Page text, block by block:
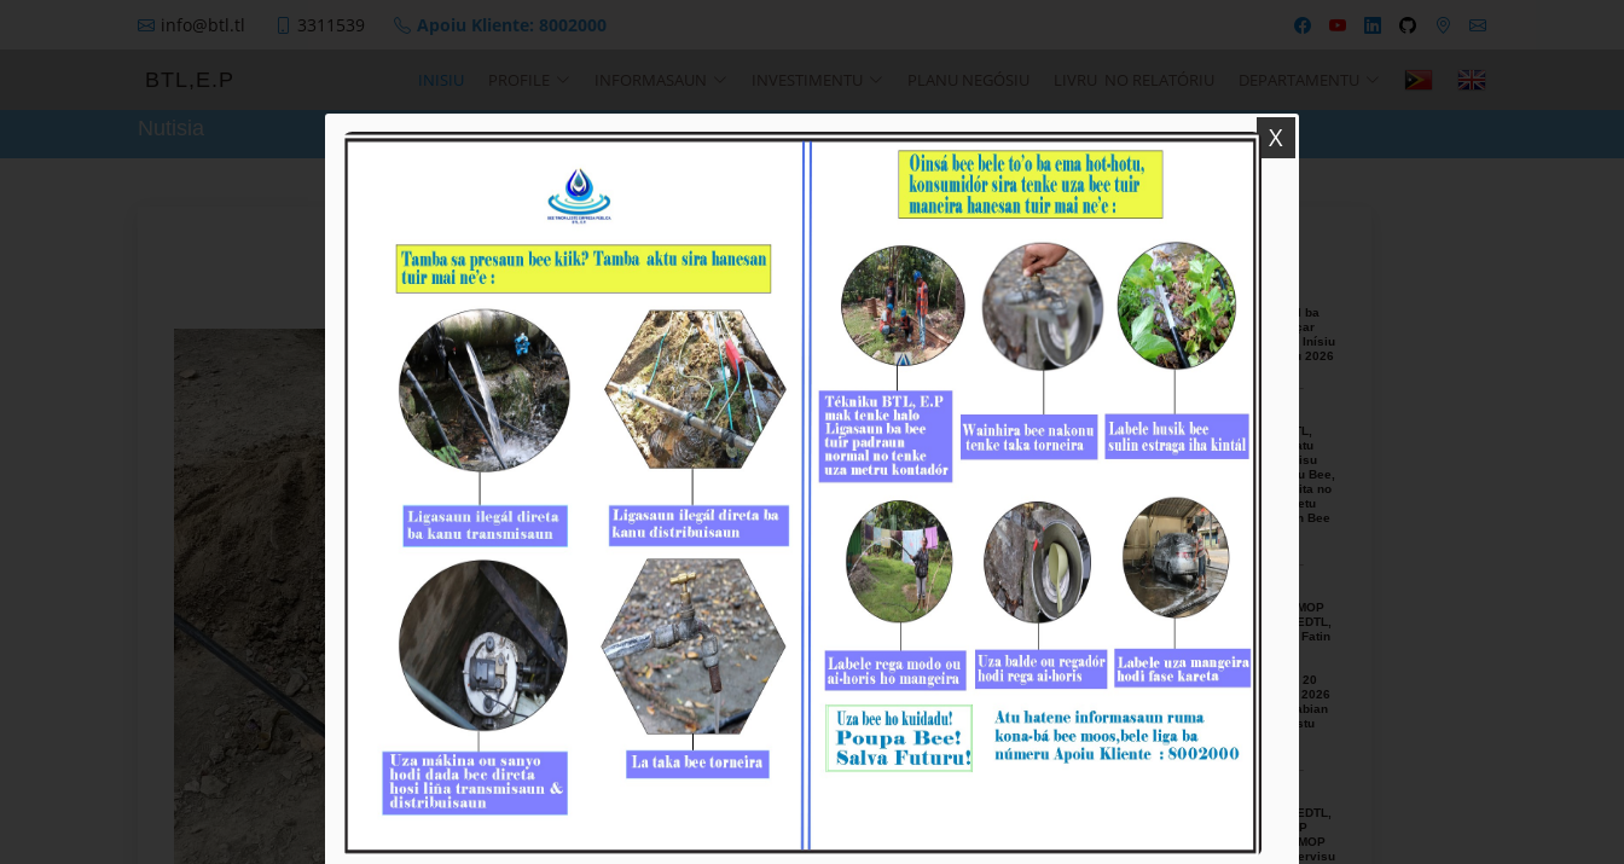
info@btl.tl 3311539 Apoiu Kliente: 8002000
BTL,E.P INISIU PROFILE INFORMASAUN INVESTIMENTU PLANU NEGÓSIU LIVRU NO RELATÓRIU DEPARTAMENTU
Nutisia
Recent Posts
BTL, E.P
Responsável ba
Seremónia Içar
Bandeira iha Inísiu
Fulan Agostu 2026
2026
Ezekutivu BTL,
E.P Orienta atu
Mellora Servisu
Fornesimentu Bee,
Hasa’e Reseita no
Finaliza Projetu
Kanalizasaun Bee
iha PA sira
August-05-
2026
BTL, E.P ho MOP
hamutuk ho EDTL,
E.P,Observa Fatin
preparasaun
beemos ba
Selebrasaun 20
Agostu tinan 2026
iha foho Matabian
Hun area Postu
August-03-
BTL, E.P ho EDTL,
E.P no IGE I.P
enkontru ho MOP
hodi relata servisu
X